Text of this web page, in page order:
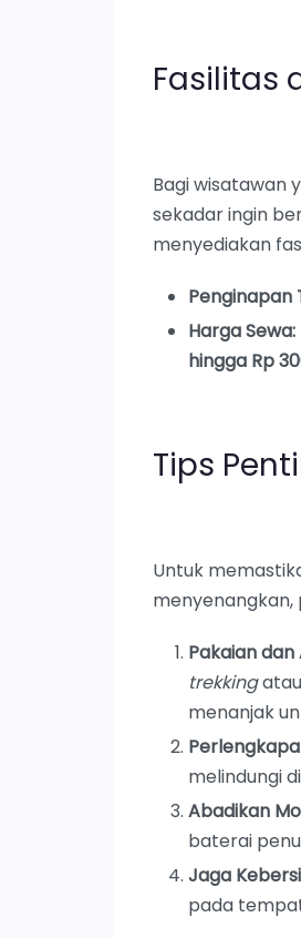
Fasilitas
Bagi wisatawan
sekadar ingin
menyediakan
Penginapan
Harga Sewa:
hingga Rp
Tips
Untuk
Pakaian dan
trekking
menanjak
melindungi
Abadikan
baterai
Jaga
pada